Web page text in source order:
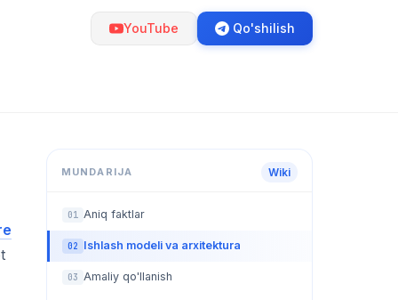
YouTube Qo'shilish
MUNDARIJA Wiki
01 Aniq faktlar
02 Ishlash modeli va arxitektura
03 Amaliy qo'llanish